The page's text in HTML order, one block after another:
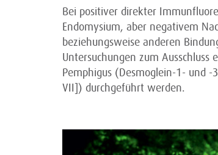
Bei positiver direkter
Endomysium, aber negativem
beziehungsweise anderen
Untersuchungen zum
Pemphigus (Desmoglein-1- und -
VII]) durchgeführt werden.